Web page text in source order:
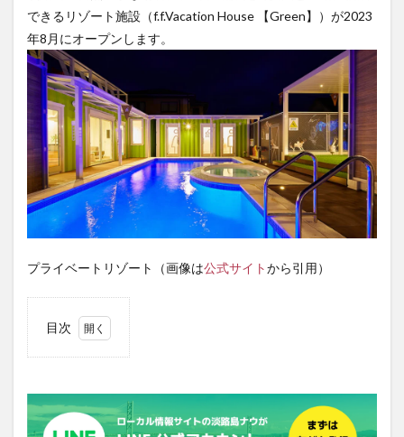
できるリゾート施設（f.f.Vacation House 【Green】）が2023
年8月にオープンします。
プライベートリゾート（画像は公式サイトから引用）
目次
の特徴